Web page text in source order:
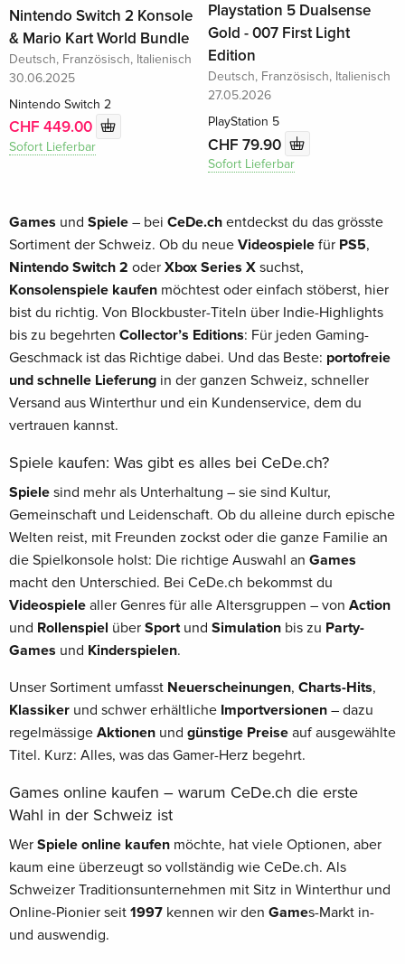
Nintendo Switch 2 Konsole
& Mario Kart World Bundle
Deutsch, Französisch, Italienisch
30.06.2025
Nintendo Switch 2
CHF 449.00
Sofort Lieferbar
Playstation 5 Dualsense
Gold - 007 First Light
Edition
Deutsch, Französisch, Italienisch
27.05.2026
PlayStation 5
CHF 79.90
Sofort Lieferbar
Games und Spiele – bei CeDe.ch entdeckst du das grösste
Sortiment der Schweiz. Ob du neue Videospiele für PS5,
Nintendo Switch 2 oder Xbox Series X suchst,
Konsolenspiele kaufen möchtest oder einfach stöberst, hier
bist du richtig. Von Blockbuster-Titeln über Indie-Highlights
bis zu begehrten Collector’s Editions: Für jeden Gaming-
Geschmack ist das Richtige dabei. Und das Beste: portofreie
und schnelle Lieferung in der ganzen Schweiz, schneller
Versand aus Winterthur und ein Kundenservice, dem du
vertrauen kannst.
Spiele kaufen: Was gibt es alles bei CeDe.ch?
Spiele sind mehr als Unterhaltung – sie sind Kultur,
Gemeinschaft und Leidenschaft. Ob du alleine durch epische
Welten reist, mit Freunden zockst oder die ganze Familie an
die Spielkonsole holst: Die richtige Auswahl an Games
macht den Unterschied. Bei CeDe.ch bekommst du
Videospiele aller Genres für alle Altersgruppen – von Action
und Rollenspiel über Sportund Simulation bis zu Party-
Games und Kinderspielen.
Unser Sortiment umfasst Neuerscheinungen, Charts-Hits,
Klassiker und schwer erhältliche Importversionen – dazu
regelmässige Aktionen und günstige Preise auf ausgewählte
Titel. Kurz: Alles, was das Gamer-Herz begehrt.
Games online kaufen – warum CeDe.ch die erste
Wahl in der Schweiz ist
Wer Spiele online kaufen möchte, hat viele Optionen, aber
kaum eine überzeugt so vollständig wie CeDe.ch. Als
Schweizer Traditionsunternehmen mit Sitz in Winterthur und
Online-Pionier seit 1997 kennen wir den Games-Markt in-
und auswendig.